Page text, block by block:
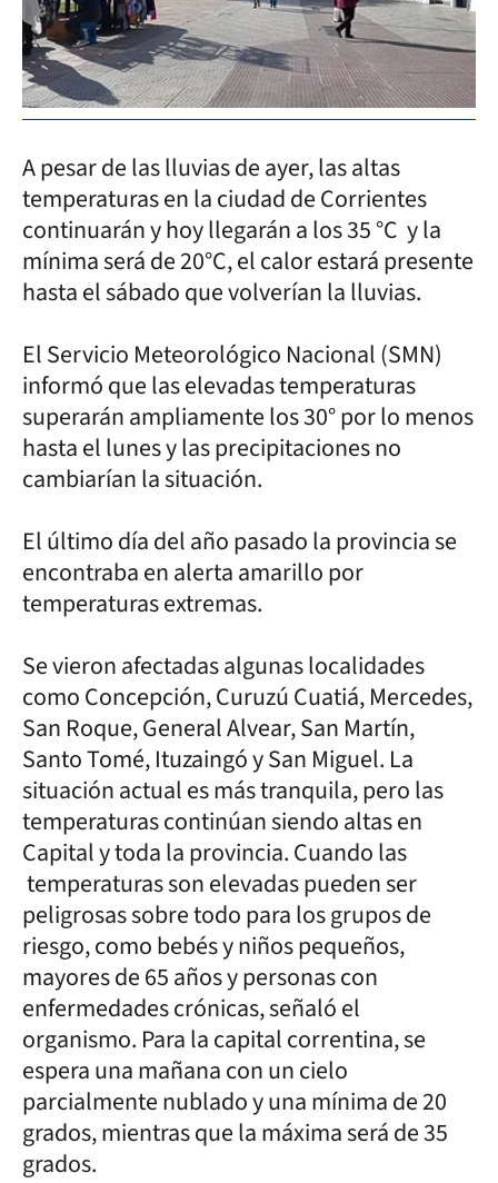
A pesar de las lluvias de ayer, las altas
temperaturas en la ciudad de Corrientes
continuarán y hoy llegarán a los 35 °C y la
mínima será de 20°C, el calor estará presente
hasta el sábado que volverían la lluvias.
El Servicio Meteorológico Nacional (SMN)
informó que las elevadas temperaturas
superarán ampliamente los 30° por lo menos
hasta el lunes y las precipitaciones no
cambiarían la situación.
El último día del año pasado la provincia se
encontraba en alerta amarillo por
temperaturas extremas.
Se vieron afectadas algunas localidades
como Concepción, Curuzú Cuatiá, Mercedes,
San Roque, General Alvear, San Martín,
Santo Tomé, Ituzaingó y San Miguel. La
situación actual es más tranquila, pero las
temperaturas continúan siendo altas en
Capital y toda la provincia. Cuando las
temperaturas son elevadas pueden ser
peligrosas sobre todo para los grupos de
riesgo, como bebés y niños pequeños,
mayores de 65 años y personas con
enfermedades crónicas, señaló el
organismo. Para la capital correntina, se
espera una mañana con un cielo
parcialmente nublado y una mínima de 20
grados, mientras que la máxima será de 35
grados.